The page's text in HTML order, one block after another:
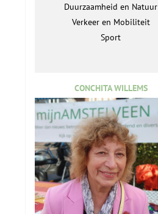
Duurzaamheid en Natuur
Verkeer en Mobiliteit
Sport
CONCHITA WILLEMS